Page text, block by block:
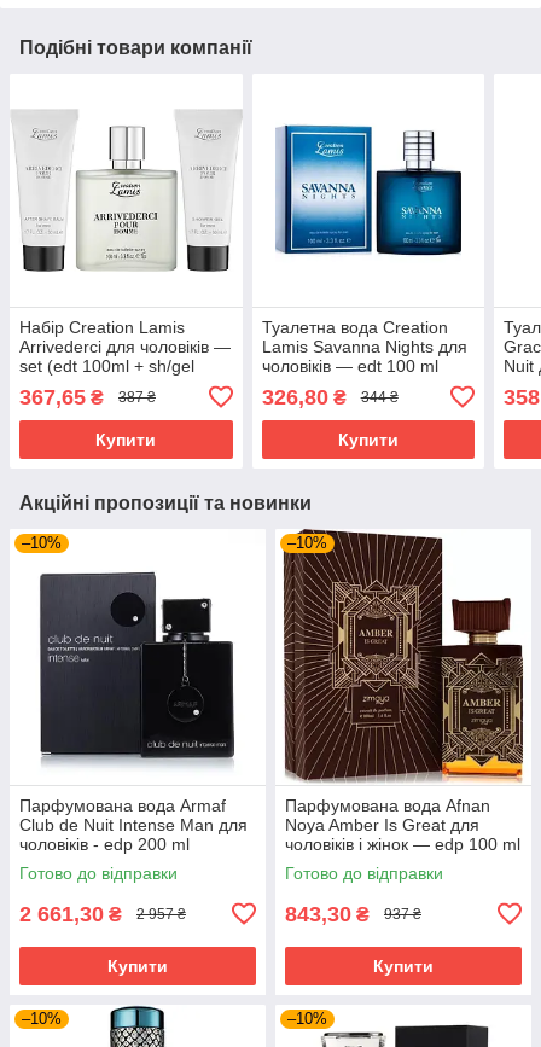
Подібні товари компанії
Набір Creation Lamis
Arrivederci для чоловіків —
set (edt 100ml + sh/gel
367,65 ₴ 387 ₴
Купити
Туалетна вода Creation
Lamis Savanna Nights для
чоловіків — edt 100 ml
326,80₴ 344 ₴
Купити
Nuit
Акційні пропозиції та новинки
–10%
Парфумована вода Armaf
Club de Nuit Intense Man для
чоловіків - edp 200 ml
Готово до відправки
2 661,30 ₴ 2 957 ₴
Купити
–10%
Парфумована вода Afnan
Noya Amber Is Great для
чоловіків і жінок — edp 100 ml
Готово до відправки
843,30 ₴ 937 ₴
Купити
–10% –10%